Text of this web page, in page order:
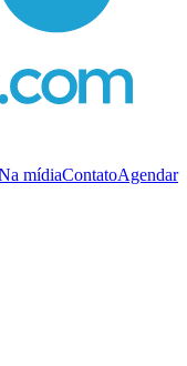
mídiaContatoAgendar